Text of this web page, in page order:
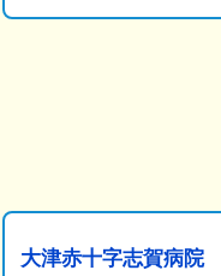
大津赤十字志賀病院